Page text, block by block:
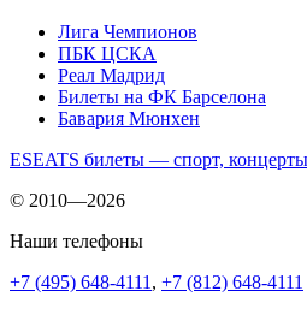
Лига Чемпионов
ПБК ЦСКА
Реал Мадрид
Билеты на ФК Барселона
Бавария Мюнхен
ESEATS билеты — спорт,
© 2010—2026
Наши телефоны
+7 (495) 648-4111 , +7 (812) 648-4111